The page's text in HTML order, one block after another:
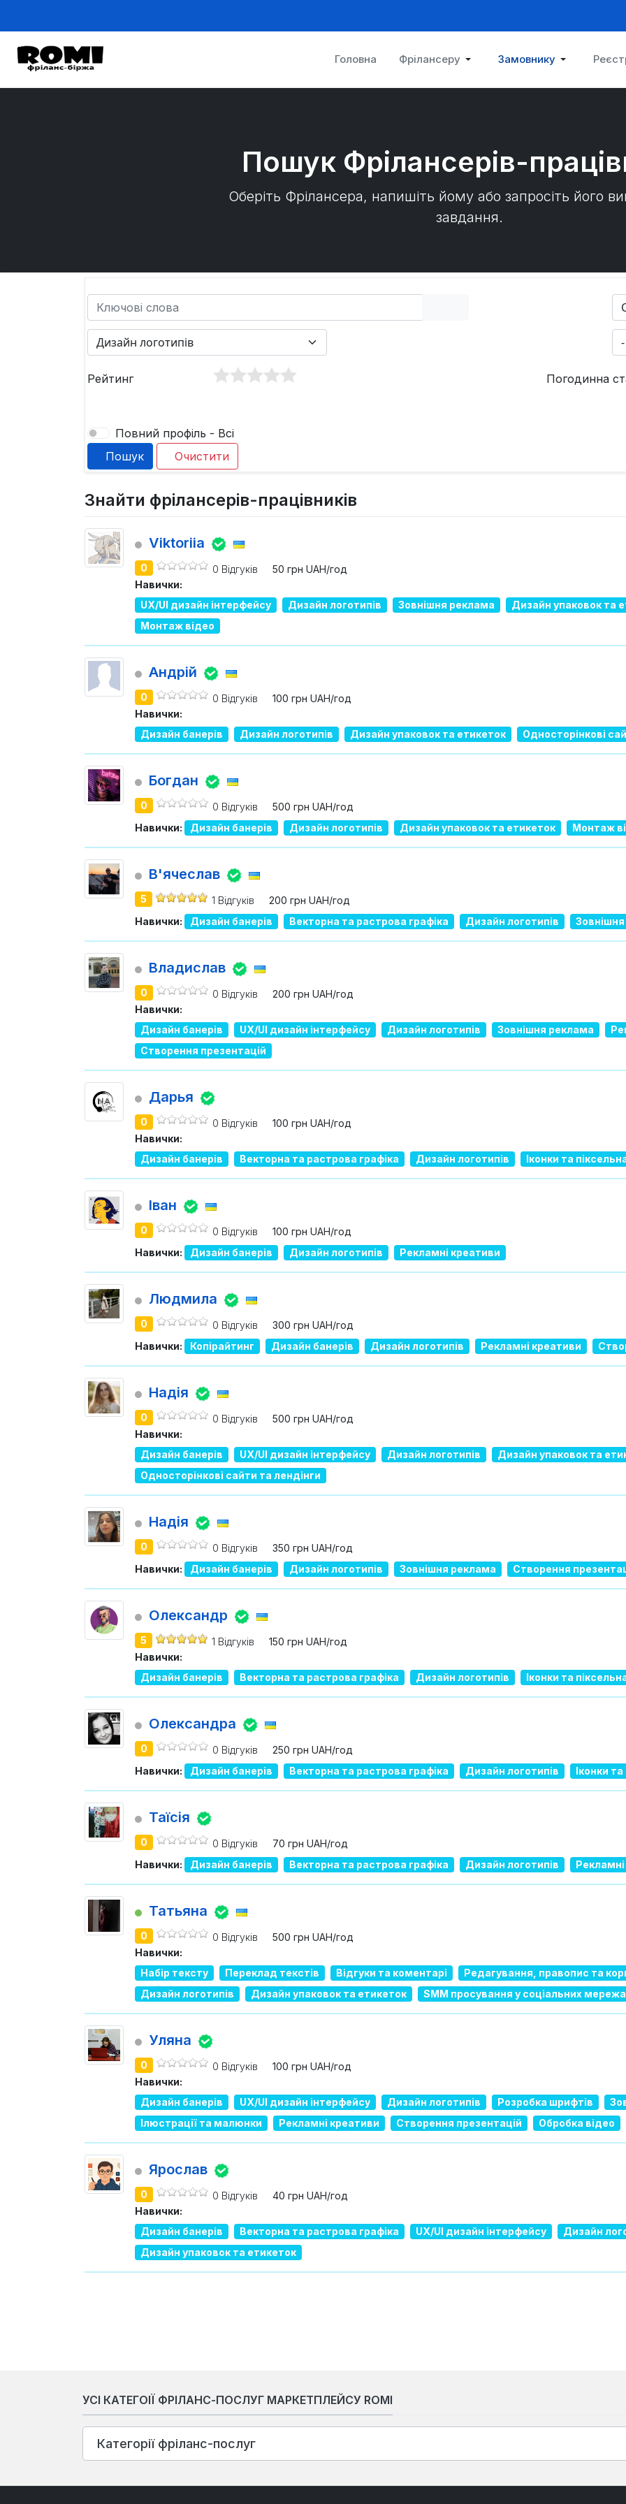
Головна Фрілансеру Замовнику
Пошук Фрілансерів-
Оберіть Фрілансера, напишіть йому або запросіть його
завдання.
Рейтинг Погодинна
Повний профіль - Всі
Пошук
Очистити
Знайти фрілансерів-працівників
Viktoriia
0 0 Відгуків
50 грн UAH/год
Навички:
UX/UI дизайн інтерфейсу
Дизайн логотипів Зовнішня реклама Дизайн упаковок та
Монтаж відео
Андрій
0 0 Відгуків
100 грн UAH/год
Навички:
Дизайн банерів
Дизайн логотипів Дизайн упаковок та етикеток Односторінкові
Богдан
0 0 Відгуків
500 грн UAH/год
Навички:
Дизайн банерів Дизайн логотипів Дизайн упаковок та етикеток Монтаж
В'ячеслав
5 1 Відгуків
200 грн UAH/год
Навички:
Дизайн банерів Векторна та растрова графіка Дизайн логотипів
Владислав
0 0 Відгуків
200 грн UAH/год
Навички:
Дизайн банерів
UX/UI дизайн інтерфейсу Дизайн логотипів Зовнішня реклама
Створення презентацій
Дарья
0 0 Відгуків
100 грн UAH/год
Навички:
Дизайн банерів
Векторна та растрова графіка Дизайн логотипів Іконки та
Іван
0 0 Відгуків
100 грн UAH/год
Навички:
Дизайн банерів Дизайн логотипів Рекламні креативи
Людмила
0 0 Відгуків
300 грн UAH/год
Навички:
Копірайтинг Дизайн банерів Дизайн логотипів Рекламні креативи
Надія
0 0 Відгуків
500 грн UAH/год
Навички:
Дизайн банерів
UX/UI дизайн інтерфейсу Дизайн логотипів
Дизайн упаковок та
Односторінкові сайти та лендінги
Надія
0 0 Відгуків
350 грн UAH/год
Навички:
Дизайн банерів Дизайн логотипів Зовнішня реклама Створення
Олександр
5 1 Відгуків
150 грн UAH/год
Навички:
Дизайн банерів
Векторна та растрова графіка Дизайн логотипів Іконки та
Олександра
0 0 Відгуків
250 грн UAH/год
Навички:
Дизайн банерів Векторна та растрова графіка Дизайн логотипів Іконки
Таїсія
0 0 Відгуків
70 грн UAH/год
Навички:
Дизайн банерів Векторна та растрова графіка Дизайн логотипів
Татьяна
0 0 Відгуків
500 грн UAH/год
Навички:
Набір тексту
Переклад текстів Відгуки та коментарі Редагування, правопис та
Дизайн логотипів
Дизайн упаковок та етикеток SMM просування у соціальних
Уляна
0 0 Відгуків
100 грн UAH/год
Навички:
Дизайн банерів
UX/UI дизайн інтерфейсу Дизайн логотипів Розробка шрифтів
Ілюстрації та малюнки
Рекламні креативи Створення презентацій Обробка відео
Ярослав
0 0 Відгуків
40 грн UAH/год
Навички:
Дизайн банерів
Векторна та растрова графіка UX/UI дизайн інтерфейсу Дизайн
Дизайн упаковок та етикеток
УСІ КАТЕГОІЇ ФРІЛАНС-ПОСЛУГ МАРКЕТПЛЕЙСУ ROMI
Категорії фріланс-послуг